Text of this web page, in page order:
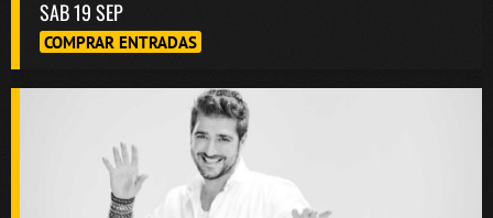
SAB 19 SEP
COMPRAR ENTRADAS